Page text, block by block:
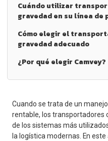
Cuándo utilizar
gravedad en su línea de
Cómo elegir el
gravedad adecuado
¿Por qué elegir Camvey?
Cuando se trata de un
rentable, los transportadores
de los sistemas más
la logística modernas. En